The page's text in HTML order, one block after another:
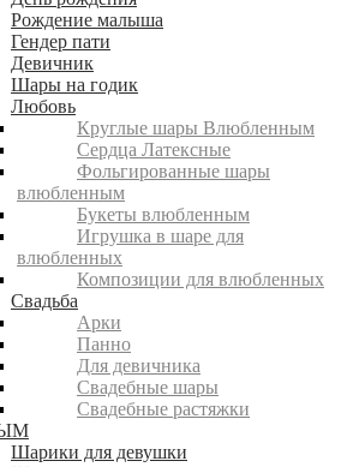
Рождение малыша
Гендер пати
Девичник
Шары на годик
Любовь
Круглые шары Влюбленным
Сердца Латексные
Фольгированные шары
влюбленным
Букеты влюбленным
Игрушка в шаре для
влюбленных
Композиции для влюбленных
Свадьба
Арки
Панно
Для девичника
Свадебные шары
Свадебные растяжки
Шарики для девушки